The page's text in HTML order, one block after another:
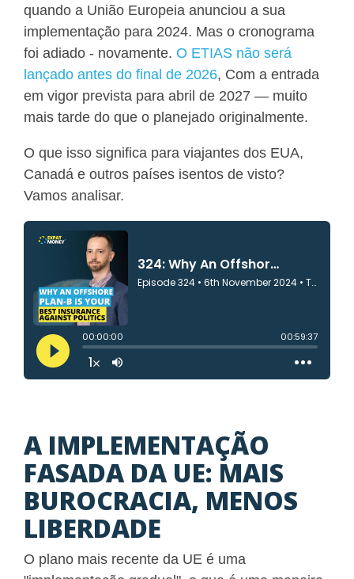
quando a União Europeia anunciou a sua
implementação para 2024. Mas o cronograma
foi adiado - novamente. O ETIAS não será
lançado antes do final de 2026, Com a entrada
em vigor prevista para abril de 2027 — muito
mais tarde do que o planejado originalmente.
O que isso significa para viajantes dos EUA,
Canadá e outros países isentos de visto?
Vamos analisar.
A IMPLEMENTAÇÃO
FASADA DA UE: MAIS
BUROCRACIA, MENOS
LIBERDADE
O plano mais recente da UE é uma